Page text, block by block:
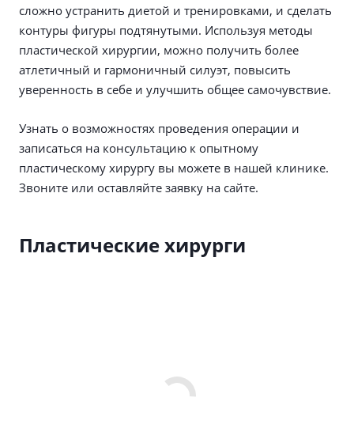
сложно устранить диетой и тренировками, и сделать
контуры фигуры подтянутыми. Используя методы
пластической хирургии, можно получить более
атлетичный и гармоничный силуэт, повысить
уверенность в себе и улучшить общее самочувствие.
Узнать о возможностях проведения операции и
записаться на консультацию к опытному
пластическому хирургу вы можете в нашей клинике.
Звоните или оставляйте заявку на сайте.
Пластические хирурги